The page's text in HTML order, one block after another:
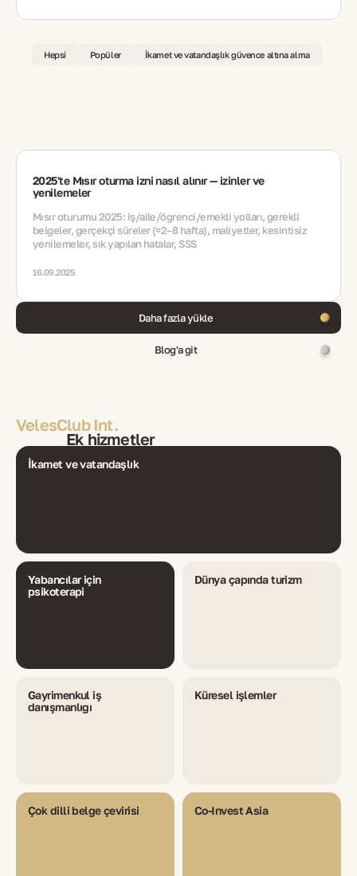
Hepsi Popüler İkamet ve vatandaşlık güvence altına alma
2025'te Mısır oturma izni nasıl alınır — izinler ve
yenilemeler
Mısır oturumu 2025: iş/aile/öğrenci/emekli yolları, gerekli
belgeler, gerçekçi süreler (≈2–8 hafta), maliyetler, kesintisiz
yenilemeler, sık yapılan hatalar, SSS
16.09.2025
Daha fazla yükle
Blog'a git
VelesClub Int.
Ek hizmetler
İkamet ve vatandaşlık
Yabancılar için
psikoterapi
Dünya çapında turizm
Gayrimenkul iş
danışmanlığı
Küresel işlemler
Çok dilli belge çevirisi Co-Invest Asia